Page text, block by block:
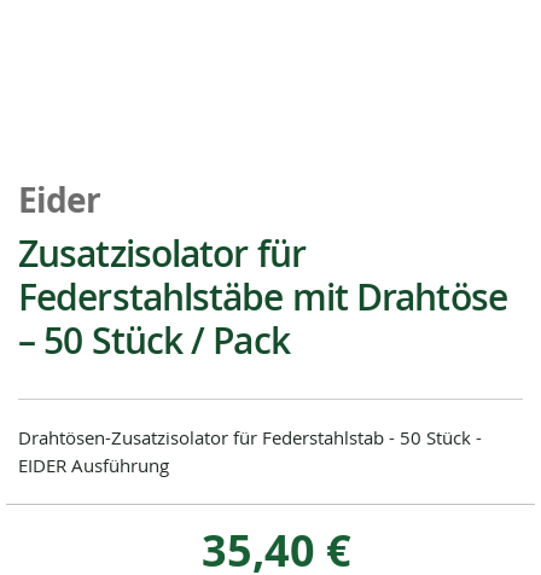
Anfang
der
Bildgalerie
springen
Eider
Zusatzisolator für
Federstahlstäbe mit Drahtöse
– 50 Stück / Pack
Drahtösen-Zusatzisolator für Federstahlstab - 50 Stück -
EIDER Ausführung
35,40 €